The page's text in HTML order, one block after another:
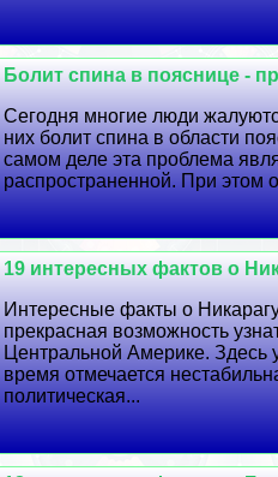
Болит спина в пояснице -
Сегодня многие люди
них болит спина в области
самом деле эта проблема
распространенной. При этом
19 интересных фактов о
Интересные факты о
прекрасная возможность
Центральной Америке. Здесь
время отмечается
политическая...